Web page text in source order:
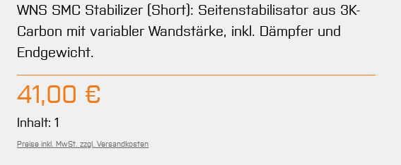
WNS SMC Stabilizer (Short): Seitenstabilisator aus 3K-
Carbon mit variabler Wandstärke, inkl. Dämpfer und
Endgewicht.
Regulärer Preis:
41,00 €
Inhalt:1
Preise inkl. MwSt. zzgl. Versandkosten